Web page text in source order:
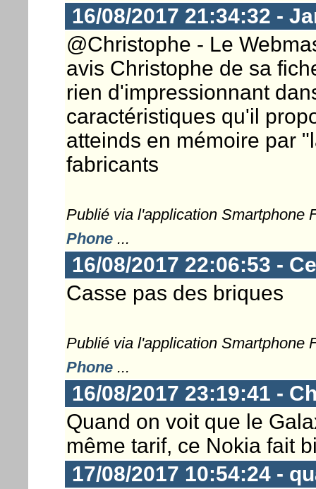
16/08/2017 21:34:32 -
@Christophe - Le
avis Christophe de sa
rien d'impressionnant
caractéristiques qu'il
atteinds en mémoire par
fabricants
Publié via l'application Smartphone
Phone...
16/08/2017 22:06:53 -
Casse pas des briques
Publié via l'application Smartphone
Phone...
16/08/2017 23:19:41 -
Quand on voit que le
même tarif, ce Nokia fait
17/08/2017 10:54:24 -